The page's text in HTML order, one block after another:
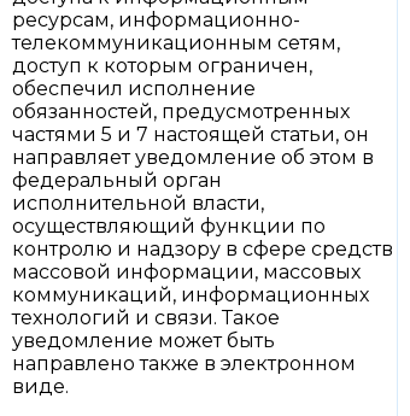
ресурсам, информационно-
телекоммуникационным сетям,
доступ к которым ограничен,
обеспечил исполнение
обязанностей, предусмотренных
частями 5 и 7 настоящей статьи, он
направляет уведомление об этом в
федеральный орган
исполнительной власти,
осуществляющий функции по
контролю и надзору в сфере средств
массовой информации, массовых
коммуникаций, информационных
технологий и связи. Такое
уведомление может быть
направлено также в электронном
виде.